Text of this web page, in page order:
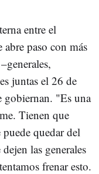
entre el
paso con más
juntas el 26 de
gobiernan. "Es una
Tienen que
quedar del
las generales
frenar esto.